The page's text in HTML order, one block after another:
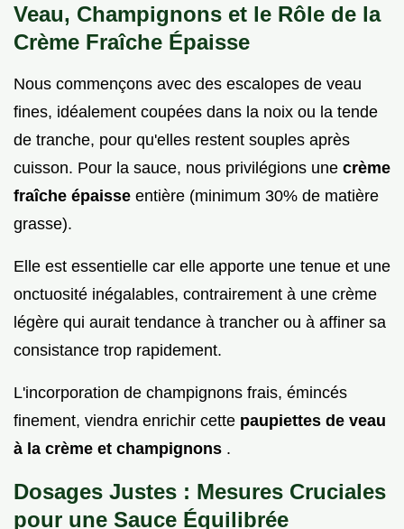
Veau, Champignons et le Rôle de la
Crème Fraîche Épaisse
Nous commençons avec des escalopes de veau
fines, idéalement coupées dans la noix ou la tende
de tranche, pour qu'elles restent souples après
cuisson. Pour la sauce, nous privilégions une crème
fraîche épaisse entière (minimum 30% de matière
grasse).
Elle est essentielle car elle apporte une tenue et une
onctuosité inégalables, contrairement à une crème
légère qui aurait tendance à trancher ou à affiner sa
consistance trop rapidement.
L'incorporation de champignons frais, émincés
finement, viendra enrichir cette paupiettes de veau
à la crème et champignons .
Dosages Justes : Mesures Cruciales
pour une Sauce Équilibrée